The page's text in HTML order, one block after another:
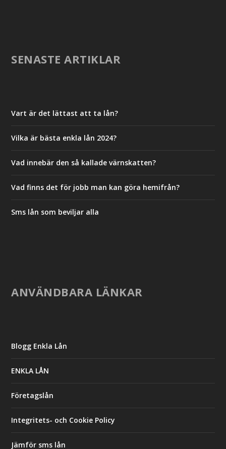
SENASTE ARTIKLAR
Vart är det lättast att ta lån?
Vilka är bästa enkla lån 2024?
Vad innebär den så kallade värnskatten?
Vad finns det för jobb man kan göra hemifrån?
Sms lån som beviljar alla
ANVÄNDBARA LÄNKAR
Blogg Enkla Lån
ENKLA LÅN
Företagslån
Integritets- och Cookie Policy
Jämför sms lån